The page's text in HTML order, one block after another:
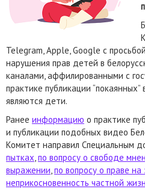
Telegram, Apple, Google с
нарушения прав детей в
каналами, аффилированными с
практике публикации
являются дети.
Ранее информацию о практике
и публикации подобных видео
Комитет направил Специальным
пытках,по вопросу о свободе
выражении,по вопросу о праве на
неприкосновенность частной